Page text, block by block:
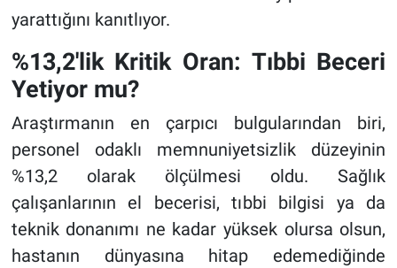
yarattığını kanıtlıyor.
%13,2'lik Kritik Oran: Tıbbi Beceri
Yetiyor mu?
Araştırmanın en çarpıcı bulgularından biri,
personel odaklı memnuniyetsizlik düzeyinin
%13,2 olarak ölçülmesi oldu. Sağlık
çalışanlarının el becerisi, tıbbi bilgisi ya da
teknik donanımı ne kadar yüksek olursa olsun,
hastanın dünyasına hitap edemediğinde